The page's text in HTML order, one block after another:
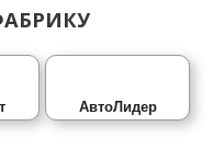
АвтоЛидер